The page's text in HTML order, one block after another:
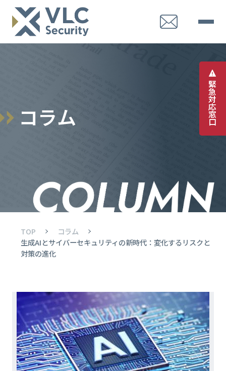
緊
急
対
応
窓
口
コラム
TOP
コラム
生成AIとサイバーセキュリティの新時代：変化するリスクと
対策の進化